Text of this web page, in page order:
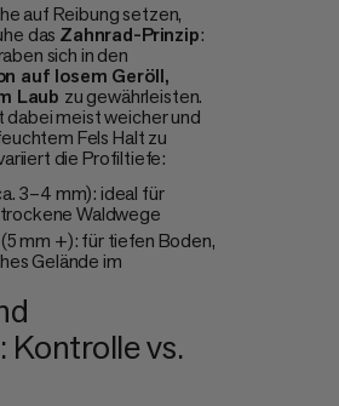
auf Reibung setzen,
das Zahnrad-Prinzip:
sich in den
auf losem Geröll,
Laub zu gewährleisten.
dabei meist weicher und
Fels Halt zu
die Profiltiefe:
3–4 mm): ideal für
Waldwege
(5 mm +): für tiefen Boden,
Gelände im
Kontrolle vs.